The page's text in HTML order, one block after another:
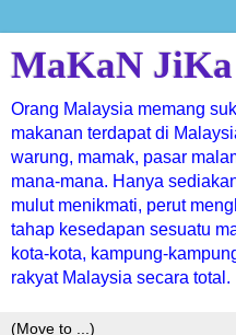
MaKaN JiKa
Orang Malaysia memang
makanan terdapat di
warung, mamak, pasar
mana-mana. Hanya
mulut menikmati, perut
tahap kesedapan sesuatu
kota-kota, kampung-
rakyat Malaysia secara total.